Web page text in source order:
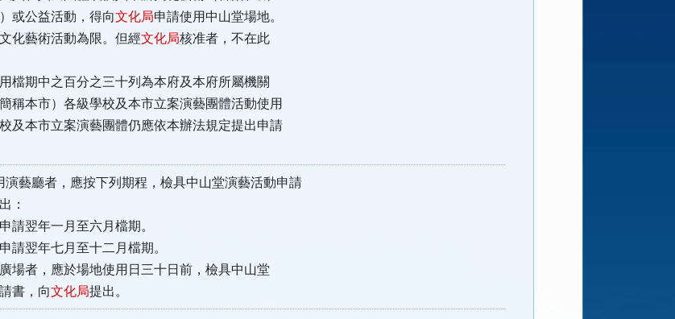
或公益活動，得向文化局申請使用中山堂場地。
藝術活動為限。但經文化局核准者，不在此
期中之百分之三十列為本府及本府所屬機關
本市）各級學校及本市立案演藝團體活動使用
本市立案演藝團體仍應依本辦法規定提出申請
廳者，應按下列期程，檢具中山堂演藝活動申請
：
翌年一月至六月檔期。
翌年七月至十二月檔期。
者，應於場地使用日三十日前，檢具中山堂
書，向文化局提出。